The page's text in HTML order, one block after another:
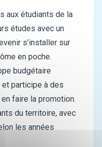
aux étudiants de la
études avec un
s’installer sur
en poche.
budgétaire
et participe à des
faire la promotion.
du territoire, avec
les années